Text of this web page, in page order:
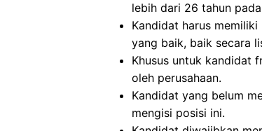
lebih dari 26 tahun
Kandidat harus
yang baik, baik secara
Khusus untuk kandidat
oleh perusahaan.
Kandidat yang belum
mengisi posisi ini.